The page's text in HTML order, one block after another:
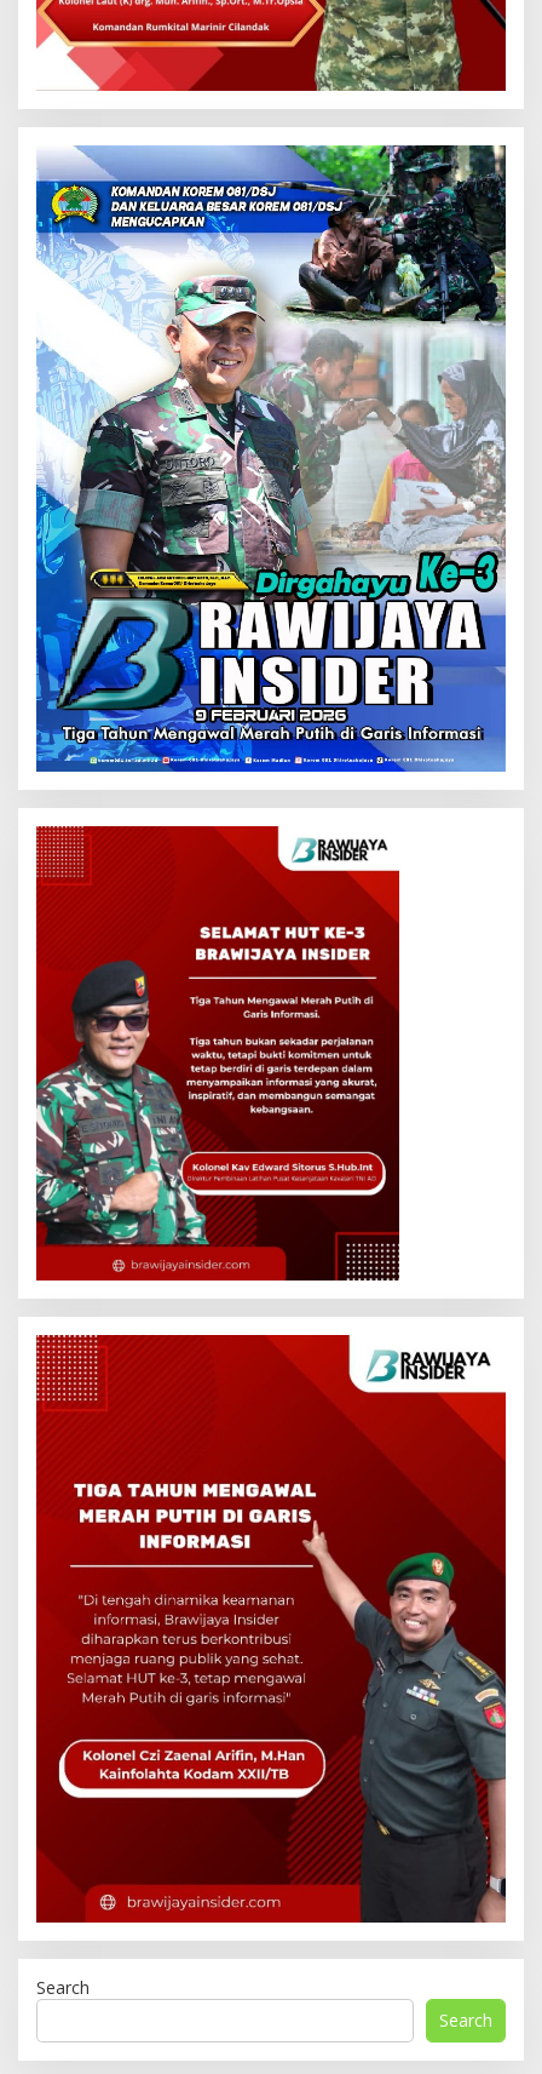
Search
Search